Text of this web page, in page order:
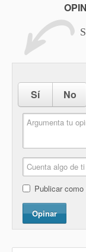
Sí No
Publicar como
Opinar